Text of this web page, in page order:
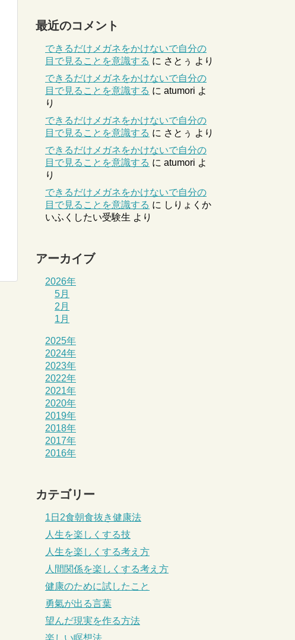
最近のコメント
できるだけメガネをかけないで自分の
目で見ることを意識する に さとぅ より
できるだけメガネをかけないで自分の
目で見ることを意識する に atumori よ
り
できるだけメガネをかけないで自分の
目で見ることを意識する に さとぅ より
できるだけメガネをかけないで自分の
目で見ることを意識する に atumori よ
り
できるだけメガネをかけないで自分の
目で見ることを意識する に しりょくか
いふくしたい受験生 より
アーカイブ
2026年
5月
2月
1月
2025年
2024年
2023年
2022年
2021年
2020年
2019年
2018年
2017年
2016年
カテゴリー
1日2食朝食抜き健康法
人生を楽しくする技
人生を楽しくする考え方
人間関係を楽しくする考え方
健康のために試したこと
勇氣が出る言葉
望んだ現実を作る方法
楽しい瞑想法